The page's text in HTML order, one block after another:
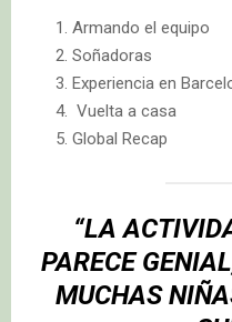
Armando el equipo
Soñadoras
Experiencia en
Vuelta a casa
Global Recap
“LA
PARECE
MUCHAS